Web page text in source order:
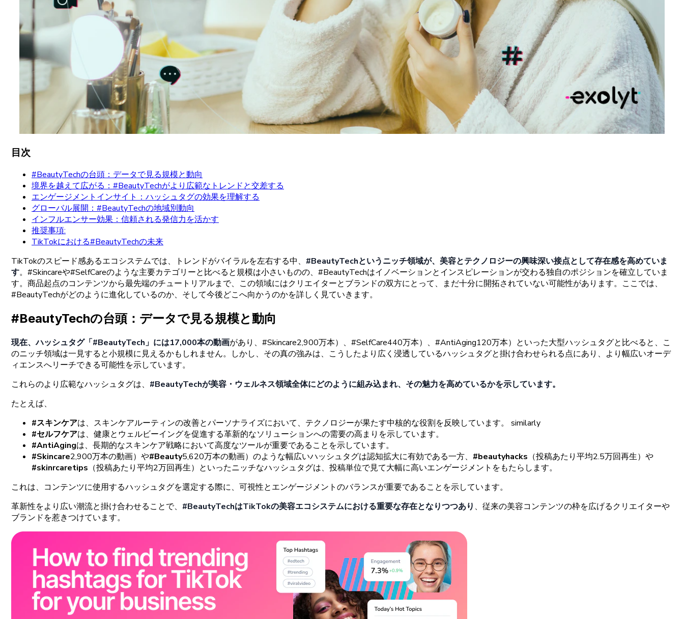
目次
#BeautyTechの台頭：データで見る規模と動向
境界を越えて広がる：#BeautyTechがより広範なトレンドと交差する
エンゲージメントインサイト：ハッシュタグの効果を理解する
グローバル展開：#BeautyTechの地域別動向
インフルエンサー効果：信頼される発信力を活かす
推奨事項:
TikTokにおける#BeautyTechの未来
TikTokのスピード感あるエコシステムでは、 トレンドがバイラルを左右する中、 #BeautyTechというニッチ領域が、 美容とテクノロジーの興味深い接点として存在感を高めていま
す。#Skincareや#SelfCareのような主要カテゴリーと比べると規模は小さいものの、#BeautyTechはイノベーションとインスピレーションが交わる独自のポジションを確立していま
す。 商品起点のコンテンツから最先端のチュートリアルまで、 この領域にはクリエイターとブランドの双方にとって、 まだ十分に開拓されていない可能性があります。 ここでは、
#BeautyTechがどのように進化しているのか、 そして今後どこへ向かうのかを詳しく 見ていきます。
#BeautyTechの台頭： データで見る規模と動向
現在、ハッシュタグ「#BeautyTech」には17,000本の動画があり 、#Skincare2,900万本） 、#SelfCare440万本） 、#AntiAging120万本）といった大型ハッシュタグと比べると、 こ
のニッチ領域は一見すると小規模に見えるかもしれません。しかし、 その真の強みは、 こうしたより広く 浸透しているハッシュタグと掛け合わせられる点にあり、より幅広いオーデ
ィエンスへリーチできる可能性を示しています。
これらのより広範なハッシュタグは、 #BeautyTechが美容 ・ ウェルネス領域全体にどのように組み込まれ、 その魅力を高めているかを示しています。
たと えば、
#スキンケアは、 スキンケアルーティンの改善とパーソナライズにおいて、 テクノロジーが果たす中核的な役割を反映しています。 similarly
#セルフケアは、 健康と ウェルビーイングを促進する革新的なソリューションへの需要の高まりを示しています。
#AntiAgingは、 長期的なスキンケア戦略において高度なツールが重要であることを示しています。
#Skincare2,900万本の動画）や#Beauty5,620万本の動画）のような幅広いハッシュタグは認知拡大に有効である一方、 #beautyhacks （投稿あたり平均2.5万回再生）や
#skinrcaretips （投稿あたり平均2万回再生）といったニッチなハッシュタグは、 投稿単位で見て大幅に高いエンゲージメントをもたらします。
これは、 コンテンツに使用するハッシュタグを選定する際に、 可視性とエンゲージメントのバランスが重要であることを示しています。
革新性をより広い潮流と掛け合わせることで、 #BeautyTechはTikTokの美容エコシステムにおける重要な存在となりつつあり 、 従来の美容コンテンツの枠を広げるクリエイターや
ブランドを惹きつけています。